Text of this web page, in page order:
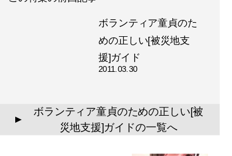
ボランティア童貞のた
めの正しい[被災地支
援]ガイド
2011.03.30
▲
ボランティア童貞のための正しい[被
災地支援]ガイドの一覧へ